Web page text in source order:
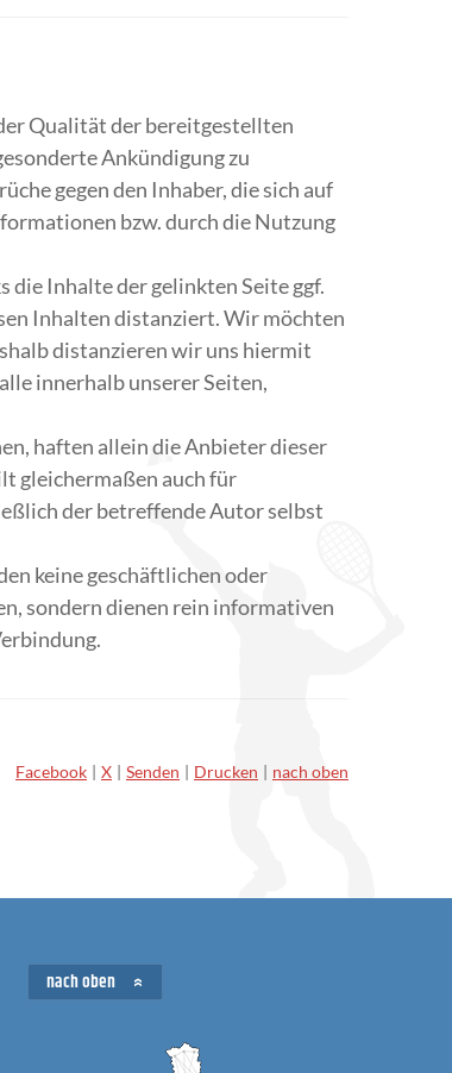
Qualität der bereitgestellten
Ankündigung zu
gegen den Inhaber, die sich auf
bzw. durch die Nutzung
die Inhalte der gelinkten Seite ggf.
Inhalten distanziert. Wir möchten
distanzieren wir uns hiermit
innerhalb unserer Seiten,
haften allein die Anbieter dieser
gleichermaßen auch für
der betreffende Autor selbst
keine geschäftlichen oder
sondern dienen rein informativen
Facebook X Senden Drucken nach oben
nach oben